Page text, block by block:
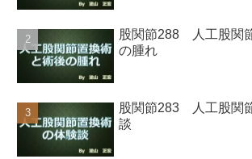
股関節288 人工股関
の腫れ
股関節283 人工股関
談